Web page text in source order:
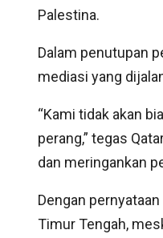
Palestina.
Dalam penutupan
mediasi yang
“Kami tidak akan
perang,” tegas
dan meringankan
Dengan
Timur Tengah,